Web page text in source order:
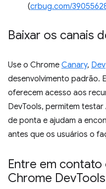
(crbug.com/
Baixar os canais
Use o Chrome Canary, Dev
desenvolvimento padrão.
oferecem acesso aos
DevTools, permitem
de ponta e ajudam a
antes que os usuários o
Entre em
Chrome DevTools